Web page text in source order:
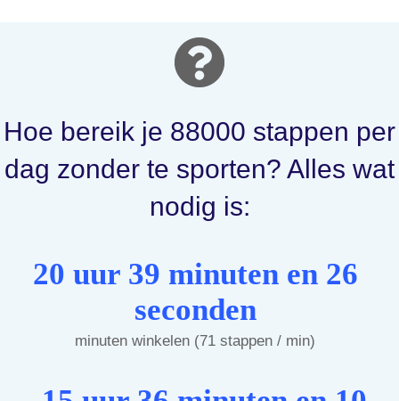
Hoe bereik je 88000 stappen per
dag zonder te sporten? Alles wat
nodig is:
20 uur 39 minuten en 26
seconden
minuten winkelen (71 stappen / min)